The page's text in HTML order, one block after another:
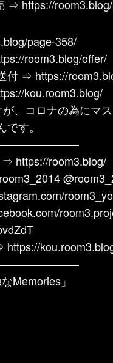
⇒ https://
page-358/
room3.blog/offer/
付 ⇒ https://
kou.room3.blog/
、コロナの為にマ
す。
⇒ https://room3.blog/
https://
Memories」